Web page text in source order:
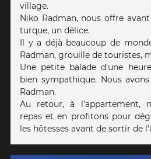
village.
Niko Radman, nous offre
turque, un délice.
Il y a déjà beaucoup de
Radman, grouille de touristes,
Une petite balade d'une
bien sympathique. Nous
Radman.
Au retour, à l'appartement,
repas et en profitons pour
les hôtesses avant de sortir de